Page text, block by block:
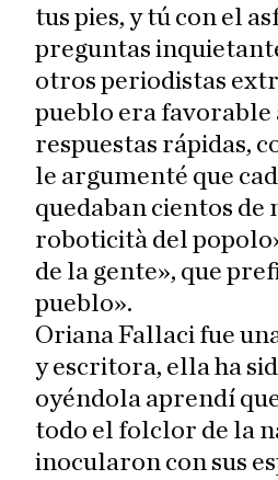
tus pies, y tú con el
preguntas
otros periodistas
pueblo era favorable
respuestas rápidas,
le argumenté que
quedaban cientos de
roboticità del
de la gente», que
pueblo».
Oriana Fallaci fue
y escritora, ella ha
oyéndola aprendí
todo el folclor de la
inocularon con sus